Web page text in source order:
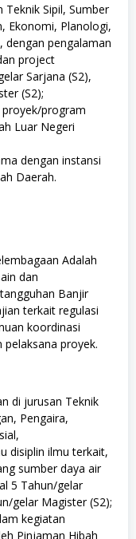
Teknik Sipil, Sumber
Ekonomi, Planologi,
dengan pengalaman
project
Sarjana (S2),
(S2);
program
Luar Negeri
dengan instansi
Daerah.
Adalah
dan
Banjir
terkait regulasi
koordinasi
proyek.
di jurusan Teknik
Pengaira,
disiplin ilmu terkait,
sumber daya air
5 Tahun/gelar
gelar Magister (S2);
kegiatan
Pinjaman Hibah